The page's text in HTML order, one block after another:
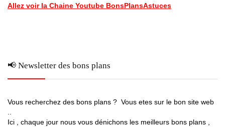
Allez voir la Chaine Youtube BonsPlansAstuces
📢 Newsletter des bons plans
Vous recherchez des bons plans ? Vous etes sur le bon site web
..
Ici , chaque jour nous vous dénichons les meilleurs bons plans ,